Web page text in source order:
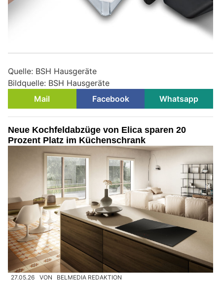
Quelle: BSH Hausgeräte
Bildquelle: BSH Hausgeräte
Mail
Facebook Whatsapp
Neue Kochfeldabzüge von Elica sparen 20
Prozent Platz im Küchenschrank
27.05.26 VON BELMEDIA REDAKTION